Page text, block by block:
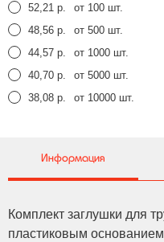
52,21 р.
от 100 шт.
48,56 р.
от 500 шт.
44,57 р.
от 1000 шт.
40,70 р.
от 5000 шт.
38,08 р.
от 10000 шт.
Информация
Комплект заглушки для
пластиковым